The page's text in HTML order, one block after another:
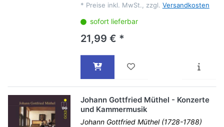
* Preise inkl. MwSt., zzgl. Versandkosten
sofort lieferbar
21,99 € *
Johann Gottfried Müthel - Konzerte
und Kammermusik
Johann Gottfried Müthel (1728-1788)